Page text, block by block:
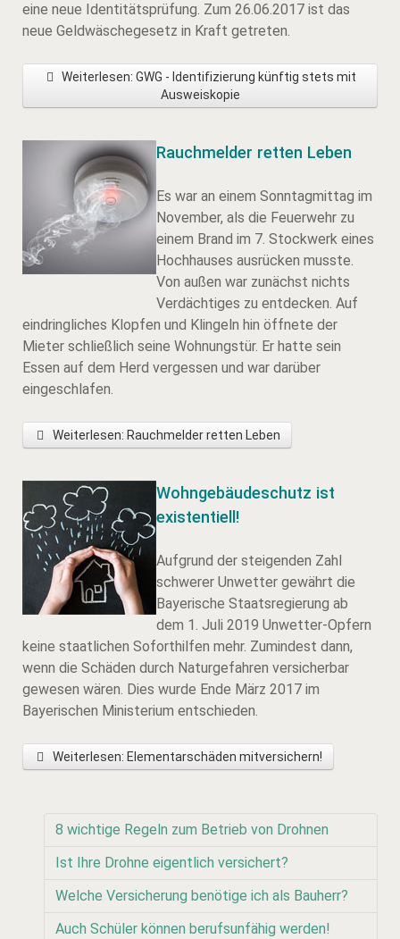
eine neue Identitätsprüfung. Zum 26.06.2017 ist das
neue Geldwäschegesetz in Kraft getreten.
Weiterlesen: GWG - Identifizierung künftig stets mit
Ausweiskopie
Rauchmelder retten Leben
Es war an einem Sonntagmittag im
November, als die Feuerwehr zu
einem Brand im 7. Stockwerk eines
Hochhauses ausrücken musste.
Von außen war zunächst nichts
Verdächtiges zu entdecken. Auf
eindringliches Klopfen und Klingeln hin öffnete der
Mieter schließlich seine Wohnungstür. Er hatte sein
Essen auf dem Herd vergessen und war darüber
eingeschlafen.
Weiterlesen: Rauchmelder retten Leben
Wohngebäudeschutz ist
existentiell!
Aufgrund der steigenden Zahl
schwerer Unwetter gewährt die
Bayerische Staatsregierung ab
dem 1. Juli 2019 Unwetter-Opfern
keine staatlichen Soforthilfen mehr. Zumindest dann,
wenn die Schäden durch Naturgefahren versicherbar
gewesen wären. Dies wurde Ende März 2017 im
Bayerischen Ministerium entschieden.
Weiterlesen: Elementarschäden mitversichern!
8 wichtige Regeln zum Betrieb von Drohnen
Ist Ihre Drohne eigentlich versichert?
Welche Versicherung benötige ich als Bauherr?
Auch Schüler können berufsunfähig werden!